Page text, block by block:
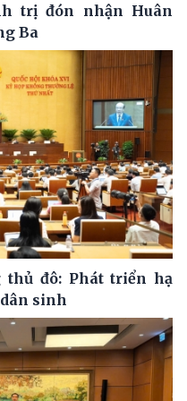
trị đón nhận Huân
Ba
thủ đô: Phát triển hạ
sinh